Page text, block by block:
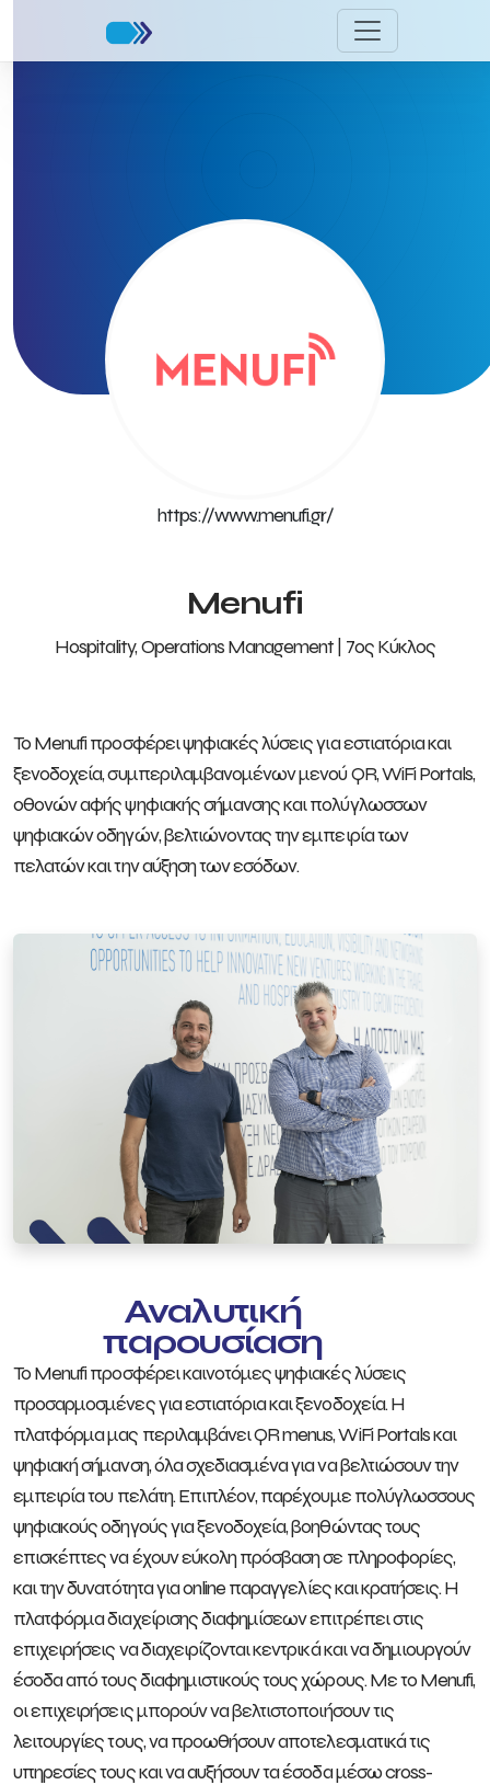
https://www.menufi.gr/
Menufi
Hospitality, Operations Management | 7ος Κύκλος
Το Menufi προσφέρει ψηφιακές λύσεις για εστιατόρια και
ξενοδοχεία, συμπεριλαμβανομένων μενού QR, WiFi Portals,
οθονών αφής ψηφιακής σήμανσης και πολύγλωσσων
ψηφιακών οδηγών, βελτιώνοντας την εμπειρία των
πελατών και την αύξηση των εσόδων.
Αναλυτική
παρουσίαση
Το Menufi προσφέρει καινοτόμες ψηφιακές λύσεις
προσαρμοσμένες για εστιατόρια και ξενοδοχεία. Η
πλατφόρμα μας περιλαμβάνει QR menus, WiFi Portals και
ψηφιακή σήμανση, όλα σχεδιασμένα για να βελτιώσουν την
εμπειρία του πελάτη. Επιπλέον, παρέχουμε πολύγλωσσους
ψηφιακούς οδηγούς για ξενοδοχεία, βοηθώντας τους
επισκέπτες να έχουν εύκολη πρόσβαση σε πληροφορίες,
και την δυνατότητα για online παραγγελίες και κρατήσεις. Η
πλατφόρμα διαχείρισης διαφημίσεων επιτρέπει στις
επιχειρήσεις να διαχειρίζονται κεντρικά και να δημιουργούν
έσοδα από τους διαφημιστικούς τους χώρους. Με το Menufi,
οι επιχειρήσεις μπορούν να βελτιστοποιήσουν τις
λειτουργίες τους, να προωθήσουν αποτελεσματικά τις
υπηρεσίες τους και να αυξήσουν τα έσοδα μέσω cross-